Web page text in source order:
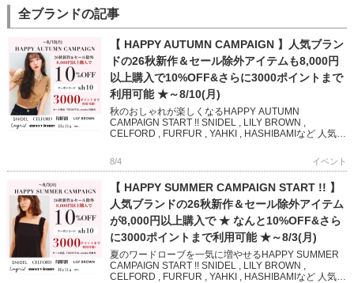
全ブランドの記事
【 HAPPY AUTUMN CAMPAIGN 】人気ブラン
ドの26秋新作＆セール除外アイテムも8,000円
以上購入で10%OFF&さらに3000ポイントまで
利用可能 ★～8/10(月)
秋のおしゃれが楽しくなるHAPPY AUTUMN
CAMPAIGN START !! SNIDEL , LILY BROWN ,
CELFORD , FURFUR , YAHKI , HASHIBAMIなど 人気ブ
8/4 イベント
【 HAPPY SUMMER CAMPAIGN START !! 】
人気ブランドの26秋新作＆セール除外アイテム
が8,000円以上購入で ★ なんと10%OFF&さら
に3000ポイントまで利用可能 ★～8/3(月)
夏のワードローブを一気に増やせるHAPPY SUMMER
CAMPAIGN START !! SNIDEL , LILY BROWN ,
CELFORD , FURFUR , YAHKI , HASHIBAMIなど 人気